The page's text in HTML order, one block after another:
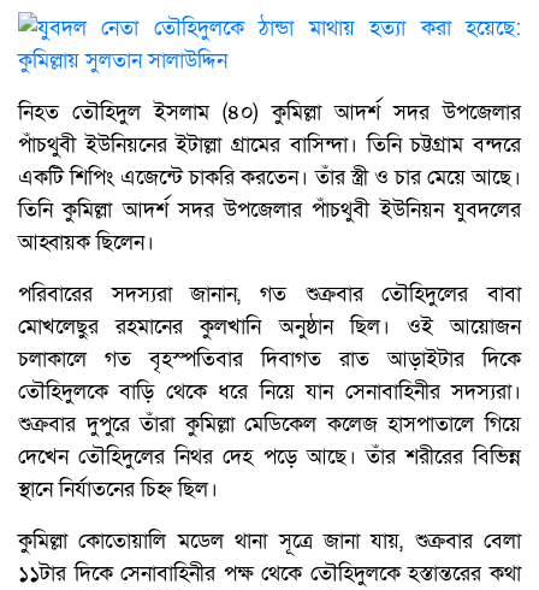
নিহত তৌহিদুল ইসলাম (৪০) কুমিল্লা আদর্শ সদর উপজেলার
পাঁচথুবী ইউনিয়নের ইটাল্লা গ্রামের বাসিন্দা। তিনি চট্টগ্রাম বন্দরে
একটি শিপিং এজেন্টে চাকরি করতেন। তাঁর স্ত্রী ও চার মেয়ে আছে।
তিনি কুমিল্লা আদর্শ সদর উপজেলার পাঁচথুবী ইউনিয়ন যুবদলের
আহ্বায়ক ছিলেন।
পরিবারের সদস্যরা জানান, গত শুক্রবার তৌহিদুলের বাবা
মোখলেছুর রহমানের কুলখানি অনুষ্ঠান ছিল। ওই আয়োজন
চলাকালে গত বৃহস্পতিবার দিবাগত রাত আড়াইটার দিকে
তৌহিদুলকে বাড়ি থেকে ধরে নিয়ে যান সেনাবাহিনীর সদস্যরা।
শুক্রবার দুপুরে তাঁরা কুমিল্লা মেডিকেল কলেজ হাসপাতালে গিয়ে
দেখেন তৌহিদুলের নিথর দেহ পড়ে আছে। তাঁর শরীরের বিভিন্ন
স্থানে নির্যাতনের চিহ্ন ছিল।
কুমিল্লা কোতোয়ালি মডেল থানা সূত্রে জানা যায়, শুক্রবার বেলা
১১টার দিকে সেনাবাহিনীর পক্ষ থেকে তৌহিদুলকে হস্তান্তরের কথা